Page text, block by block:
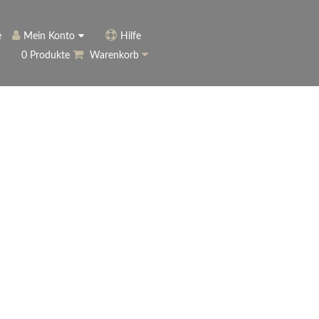
Mein Konto
Anmelden
Hilfe
0 Produkte
Warenkorb